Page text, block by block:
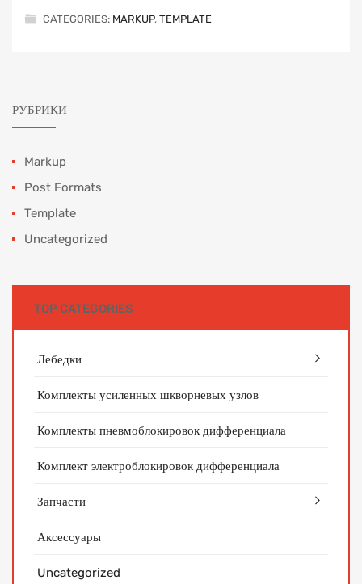
CATEGORIES: MARKUP, TEMPLATE
РУБРИКИ
Markup
Post Formats
Template
Uncategorized
TOP CATEGORIES
Лебедки
Комплекты усиленных шкворневых узлов
Комплекты пневмоблокировок дифференциала
Комплект электроблокировок дифференциала
Запчасти
Аксессуары
Uncategorized